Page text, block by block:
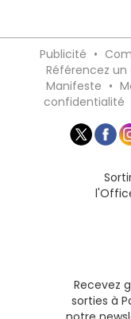
Publicité •
Référencez
Manifeste •
confidentialité
Recevez
sorties à